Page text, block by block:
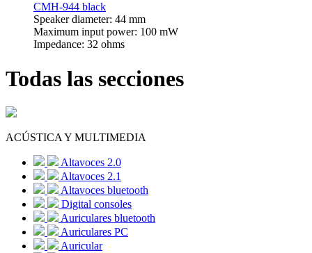
CMH-944 black
Speaker diameter: 44 mm
Maximum input power: 100 mW
Impedance: 32 ohms
Todas las secciones
ACÚSTICA Y MULTIMEDIA
Altavoces 2.0
Altavoces 2.1
Altavoces bluetooth
Digital consoles
Auriculares bluetooth
Auriculares PC
Auricular